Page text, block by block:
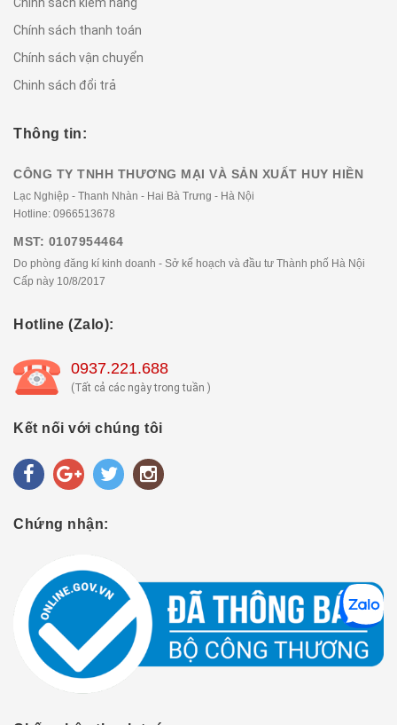
Chính sách thanh toán
Chính sách vận chuyển
Chinh sách đổi trả
Thông tin:
CÔNG TY TNHH THƯƠNG MẠI VÀ SẢN XUẤT HUY HIỀN
Lạc Nghiệp - Thanh Nhàn - Hai Bà Trưng - Hà Nội
Hotline: 0966513678
MST: 0107954464
Do phòng đăng kí kinh doanh - Sở kế hoạch và đầu tư Thành phố Hà Nội
Cấp này 10/8/2017
Hotline (Zalo):
0937.221.688
(Tất cả các ngày trong tuần )
Kết nối với chúng tôi
Chứng nhận: